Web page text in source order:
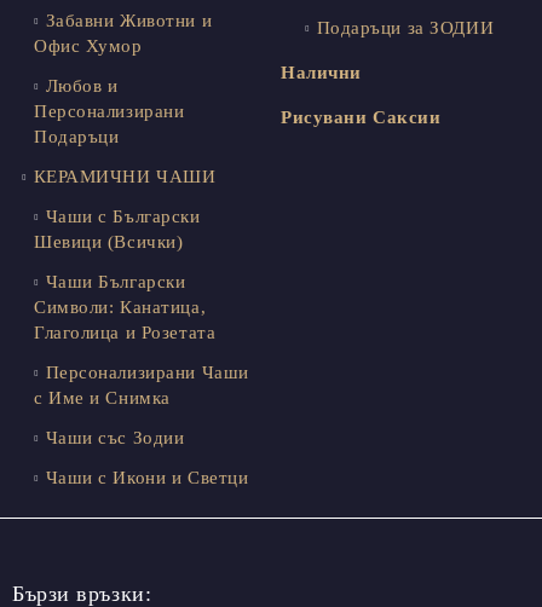
Забавни Животни и
Офис Хумор
Любов и
Персонализирани
Подаръци
КЕРАМИЧНИ ЧАШИ
Чаши с Български
Шевици (Всички)
Чаши Български
Символи: Канатица,
Глаголица и Розетата
Персонализирани Чаши
с Име и Снимка
Чаши със Зодии
Чаши с Икони и Светци
Подаръци за ЗОДИИ
Налични
Рисувани Саксии
Бързи връзки: